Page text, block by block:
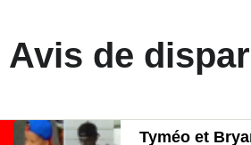
Avis de
Tyméo et